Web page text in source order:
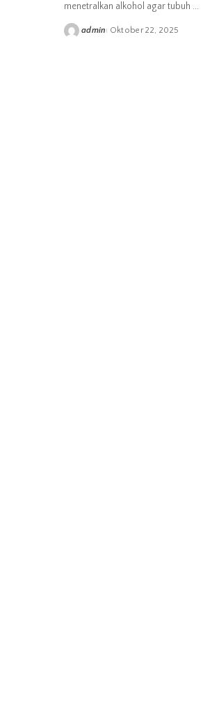
menetralkan alkohol agar tubuh ...
Posted
admin Oktober 22, 2025